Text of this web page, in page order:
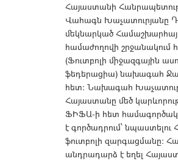
Հայաստանի
Վահագն Խաչատուրյանը
մեկնարկած
համաժողովի շրջանակում
(Ֆուտբոլի միջազգային
ֆեդերացիա) նախագահ
հետ: Նախագահ
Հայաստանը մեծ
ՖԻՖԱ-ի հետ
է գործադրում՝
ֆուտբոլի զարգացմանը:
անդրադարձ է եղել